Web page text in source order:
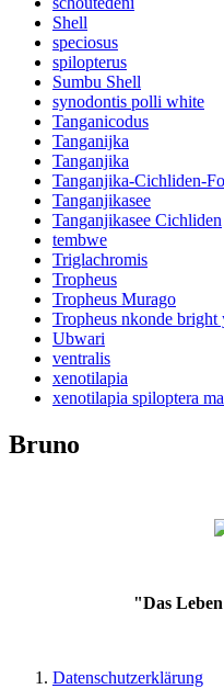
Shell
speciosus
spilopterus
Sumbu Shell
synodontis polli white
Tanganicodus
Tanganijka
Tanganjika
Tanganjika-Cichliden-
Tanganjikasee
Tanganjikasee Cichliden
tembwe
Triglachromis
Tropheus
Tropheus Murago
Tropheus nkonde
Ubwari
ventralis
xenotilapia
xenotilapia spiloptera
Bruno
"Das
Datenschutzerklärung